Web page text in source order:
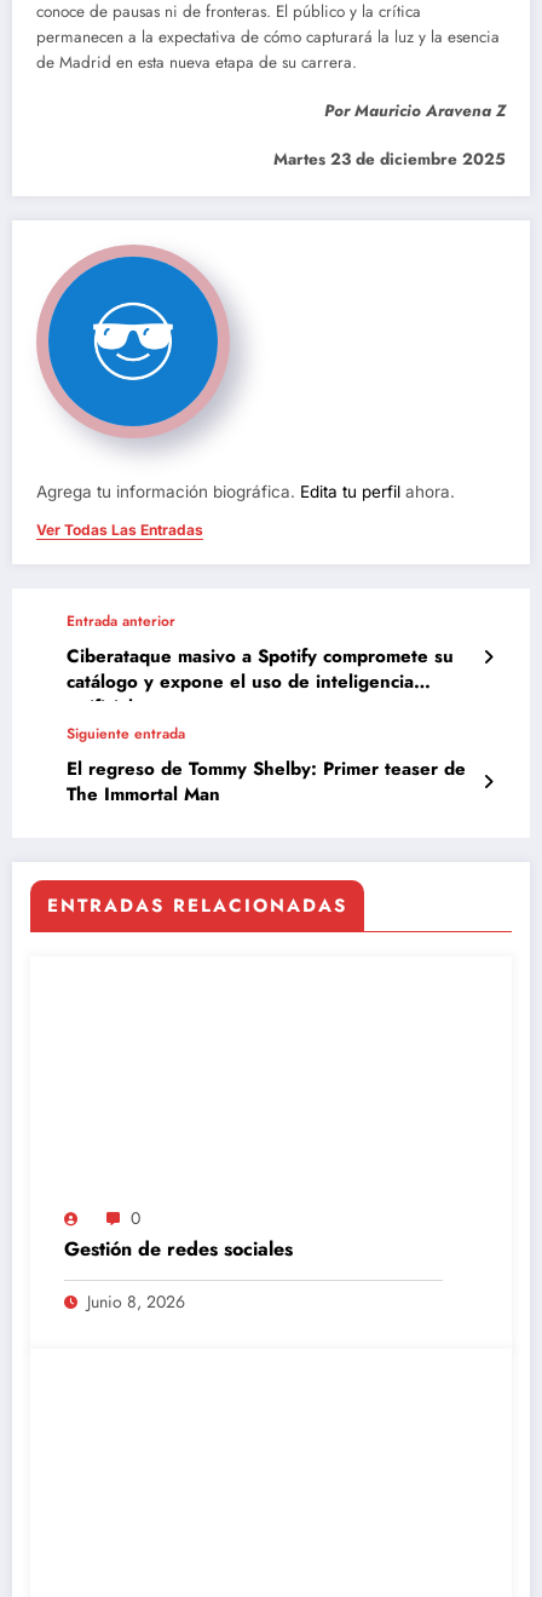
conoce de pausas ni de fronteras. El público y la crítica
permanecen a la expectativa de cómo capturará la luz y la esencia
de Madrid en esta nueva etapa de su carrera.
Por Mauricio Aravena Z
Martes 23 de diciembre 2025
Agrega tu información biográfica. Edita tu perfil ahora.
Ver Todas Las Entradas
Entrada anterior
Ciberataque masivo a Spotify compromete su
catálogo y expone el uso de inteligencia
artificial
Siguiente entrada
El regreso de Tommy Shelby: Primer teaser de
The Immortal Man
ENTRADAS RELACIONADAS
0
Gestión de redes sociales
Junio 8, 2026